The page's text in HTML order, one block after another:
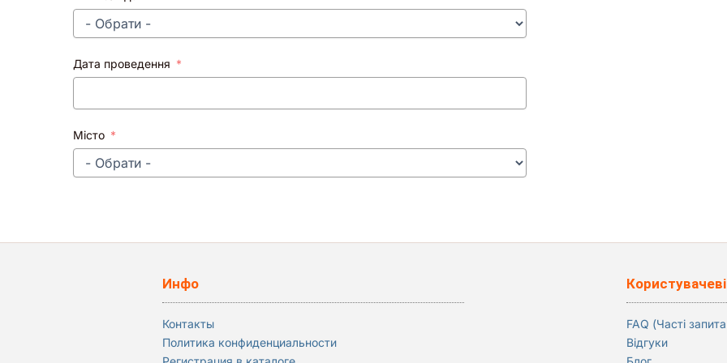
Дата проведення
Місто
Инфо
Контакты
Политика конфиденциальности
Користувачеві
FAQ (Часті
Відгуки